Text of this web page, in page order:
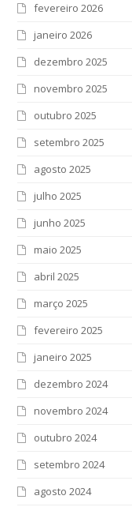
fevereiro 2026
janeiro 2026
dezembro 2025
novembro 2025
outubro 2025
setembro 2025
agosto 2025
julho 2025
junho 2025
maio 2025
abril 2025
março 2025
fevereiro 2025
janeiro 2025
dezembro 2024
novembro 2024
outubro 2024
setembro 2024
agosto 2024